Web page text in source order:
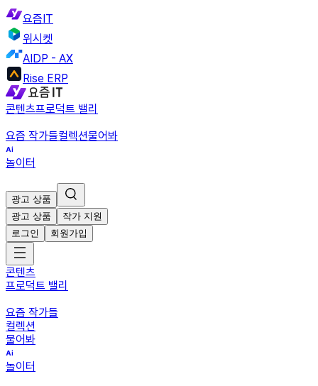
요즘IT
위시켓
AIDP - AX
Rise ERP
콘텐츠프로덕트 밸리
요즘 작가들컬렉션물어봐
놀이터
광고 상품
광고 상품
작가 지원
로그인
회원가입
콘텐츠
프로덕트 밸리
요즘 작가들
컬렉션
물어봐
놀이터